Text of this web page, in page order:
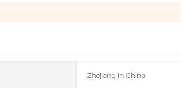
Zhejiang in China